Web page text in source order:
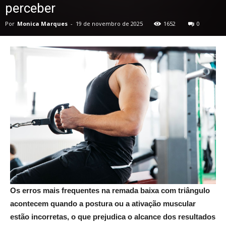
perceber
Por Monica Marques - 19 de novembro de 2025 1652 0
Os erros mais frequentes na remada baixa com triângulo
acontecem quando a postura ou a ativação muscular
estão incorretas, o que prejudica o alcance dos resultados